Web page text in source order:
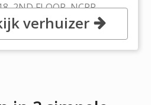
2ND FLOOR, NCPR
AREA, 560048
verhuizer